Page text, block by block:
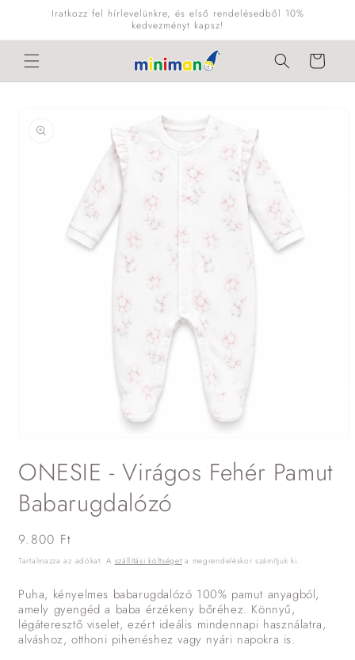
Ugrás aIratkozz fel hírlevelünkre, és első rendelésedből 10%
kedvezményt kapsz!
Kosár
ugrás a
termékadatokra
megnyitása
a
modális
párbeszédpanelen
ONESIE - Virágos Fehér Pamut
Babarugdalózó
Normál
ár
9.800 Ft
Tartalmazza az adókat. A szállítási költséget a megrendeléskor számítjuk ki.
Puha, kényelmes babarugdalózó 100% pamut anyagból,
amely gyengéd a baba érzékeny bőréhez. Könnyű,
légáteresztő viselet, ezért ideális mindennapi használatra,
alváshoz, otthoni pihenéshez vagy nyári napokra is.